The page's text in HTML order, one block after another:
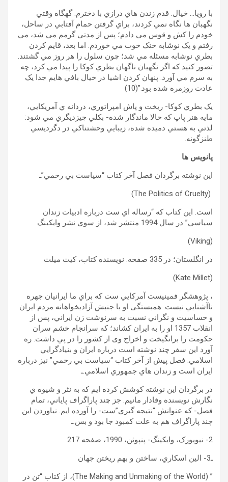
با رويا… خيال. قدم زندن هاي درازي با دخترم. گهگاه وقتي
نگهبان ها نگاه نمي کردند، براي گرفتن حمام آفتابي در ساحل،
خودم را کش و قوس مي دادم؛ پس از مدتي گرمم مي شد، مي
رفتم و يک نوشابه خنک خوب مي خوردم. اما بعد، قايم کردن
بطري نوشابه مسئله مي شد؛ چون سلول را هر روز مي گشتند.
تصور کنيد که اگر نگهبان ناگهان بطري کوکا را پيدا مي کرد، چه
به سرم مي آورد. پنهان کردن اشيا در خيال بافي هايم جدا يک
عادت روزمره شده بود.”(10)
يک بطري کوکا- ريخت و پاش امپراتوري، دردانه ي آمريکايي،
مايه هنر پاپ که حالا ماندگار شده- بکلي چيزديگري مي شود:
لذتي به هستي دميده شده، زيبايي وحشتناکي در دگرديسي
طنزگونه.
پانويس ها
اين نوشته برگردان فصل آخر کتاب “سياست بي رحمي”ـ
(The Politics of Cruelty)
است. اين کتاب که “رساله اي ست درباره ادبيات زندان
سياسي” در سال 1994 منتشر شد، از سوي نشر وايکينگ
(Viking)
در انگلستان؛ در 335 صفحه. نويسنده کتاب، کيت ميلت
(Kate Millet)
، پژوهشگر فمينيست آمرکايي ست که براي ما ايرانيان چهره
ناآشنايي نيست. همبستگی او با جنبش آزاديخواهانه مردم ايران
و حساسيت و نگراني نسبت به سرنوشت زن ايراني، پس از
انقلاب 1357 او را به ايران کشاند؛ که سرانجام خشم سران
حکومت را برانگيخت و اخراج وی از کشور را در پي داشت. ره
آورد اين سفر چند نوشته است درباره ايران و بنيادگرايي
اسلامي. فصل پيش از آخر کتاب “سياست بي رحمي” نيز درباره
ايران است و زندان هاي جمهوري اسلامي.ـ
در برگردان اين نوشته کوشش کرده ايم که به نثر و شيوه ي
نگارش نويسنده وفادار مانيم. جز چند پاراگراف پاياني، تمام
فصل- که عنوانش “نتيجه گيري”ست- را آورده ايم. نياوردن اين
چند پاراگراف هم به علت کمبود جا بود و بس.ـ
2- نيويورک، وايکينگ- پنپوئن، 1990، صفحه 217
ـ3- الين اسکاري، ساختن و بهم ريختن جهان
” (The Making and Unmaking of the World)، از کتاب “تن در